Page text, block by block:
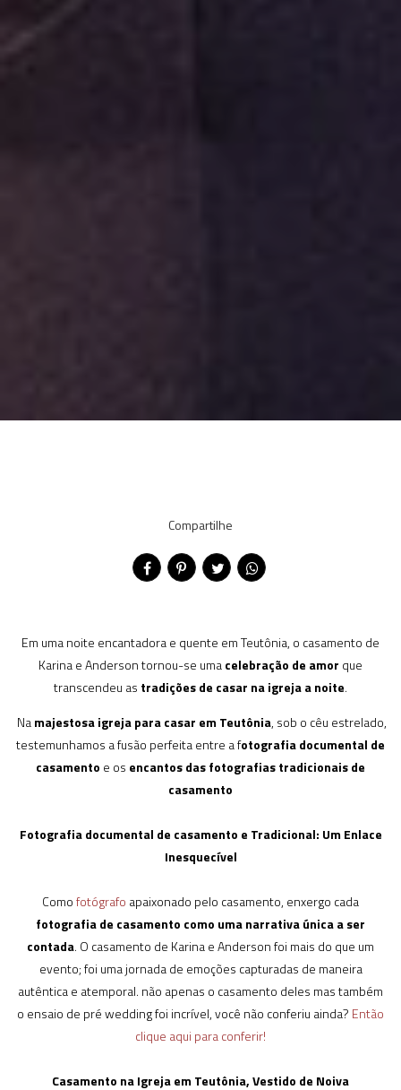
Compartilhe
Em uma noite encantadora e quente em Teutônia, o casamento de
Karina e Anderson tornou-se umacelebração de amor que
transcendeu as tradições de casar na igreja a noite.
Namajestosa igreja para casar em Teutônia, sob o cêu estrelado,
testemunhamos a fusão perfeita entre a fotografia documental de
casamento e os encantos das fotografias tradicionais de
casamento
Fotografia documental de casamento e Tradicional: Um Enlace
Inesquecível
Comofotógrafo apaixonado pelo casamento, enxergo cada
fotografia de casamento como uma narrativa única a ser
contada. O casamento de Karina e Anderson foi mais do que um
evento; foi uma jornada de emoções capturadas de maneira
autêntica e atemporal. não apenas o casamento deles mas também
o ensaio de pré wedding foi incrível, você não conferiu ainda? Então
clique aqui para conferir!
Casamento na Igreja em Teutônia, Vestido de Noiva